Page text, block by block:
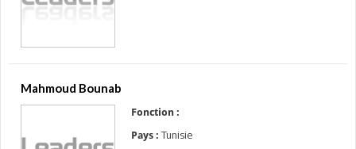
Mahmoud Bounab
Fonction :
Pays : Tunisie